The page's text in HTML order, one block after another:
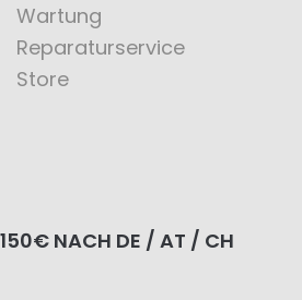
Wartung
Reparaturservice
Store
150€ NACH DE / AT / CH